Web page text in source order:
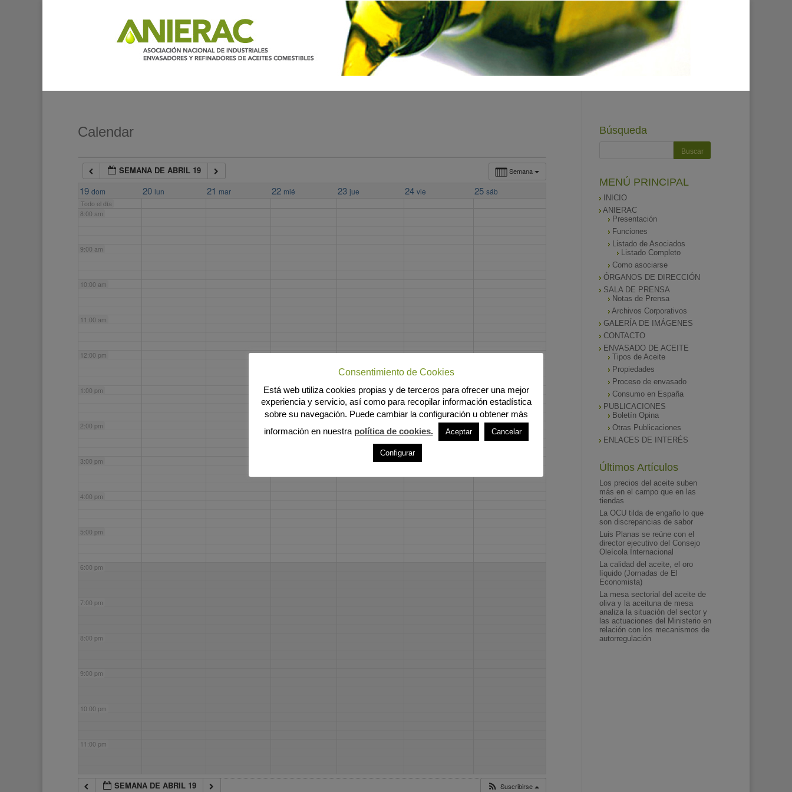
Calendar
Semana
SEMANA DE ABRIL 19
19 dom 20 lun 21 mar 22 mié 23 jue 24 vie 25 sáb
Todo el día
7:00 am
8:00 am
9:00 am
10:00 am
11:00 am
12:00 pm
1:00 pm
2:00 pm
3:00 pm
4:00 pm
5:00 pm
6:00 pm
7:00 pm
8:00 pm
9:00 pm
10:00 pm
11:00 pm
SEMANA DE ABRIL 19 Suscribirse
Búsqueda
MENÚ PRINCIPAL
INICIO
ANIERAC
Presentación
Funciones
Listado de Asociados
Listado Completo
Como asociarse
ÓRGANOS DE DIRECCIÓN
SALA DE PRENSA
Notas de Prensa
Archivos Corporativos
GALERÍA DE IMÁGENES
CONTACTO
ENVASADO DE ACEITE
Tipos de Aceite
Propiedades
Proceso de envasado
Consumo en España
PUBLICACIONES
Boletín Opina
Otras Publicaciones
ENLACES DE INTERÉS
Últimos Artículos
Los precios del aceite suben
más en el campo que en las
tiendas
La OCU tilda de engaño lo que
son discrepancias de sabor
Luis Planas se reúne con el
director ejecutivo del Consejo
Oleícola Internacional
La calidad del aceite, el oro
líquido (Jornadas de El
Economista)
La mesa sectorial del aceite de
oliva y la aceituna de mesa
analiza la situación del sector y
las actuaciones del Ministerio en
relación con los mecanismos de
autorregulación
Consentimiento de Cookies
Está web utiliza cookies propias y de terceros para ofrecer una mejor
experiencia y servicio, así como para recopilar información estadística
sobre su navegación. Puede cambiar la configuración u obtener más
información en nuestra política de cookies. Aceptar Cancelar
Configurar